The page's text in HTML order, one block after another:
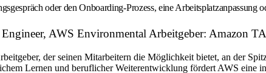
oder den Onboarding-Prozess, eine
AWS Environmental Arbeitgeber: Amazon TA
der seinen Mitarbeitern die Möglichkeit bietet, an der
Lernen und beruflicher Weiterentwicklung fördert AWS eine